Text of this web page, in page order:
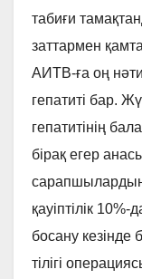
табиғи
заттармен
АИТВ-ға оң
гепатиті бар.
гепатитінің
бірақ егер
қауіптілік
босану кезінде
тілігі